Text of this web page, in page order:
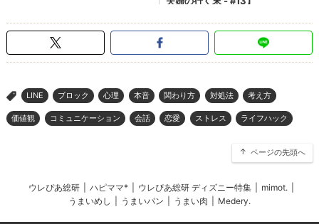
> LINE ブロック 心理 本音 関わり方 対処法 考え方
価値観 コミュニケーション 会話 恋愛 ストレス ライフハック
ページの先頭へ
ウレぴあ総研 ハピママ* ウレぴあ総研 ディズニー特集 mimot.
うまいめし
うまいパン うまい肉 Medery.